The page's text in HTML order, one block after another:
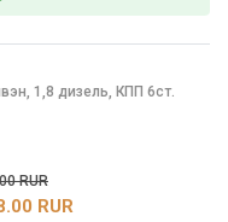
1,8 дизель, КПП 6ст.
RUR
RUR